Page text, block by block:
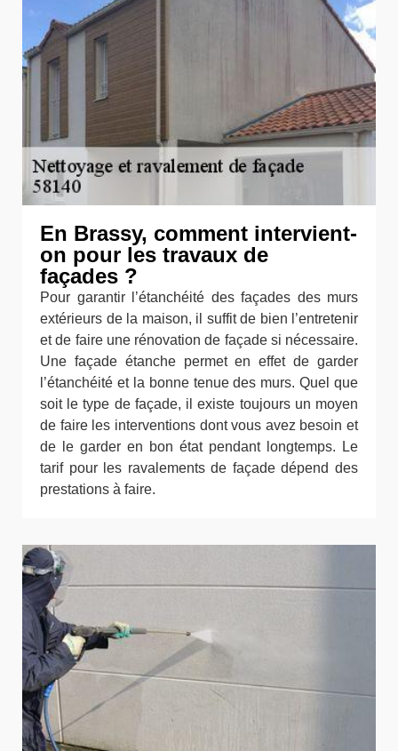
En Brassy, comment intervient-
on pour les travaux de
façades ?
Pour garantir l’étanchéité des façades des murs
extérieurs de la maison, il suffit de bien l’entretenir
et de faire une rénovation de façade si nécessaire.
Une façade étanche permet en effet de garder
l’étanchéité et la bonne tenue des murs. Quel que
soit le type de façade, il existe toujours un moyen
de faire les interventions dont vous avez besoin et
de le garder en bon état pendant longtemps. Le
tarif pour les ravalements de façade dépend des
prestations à faire.